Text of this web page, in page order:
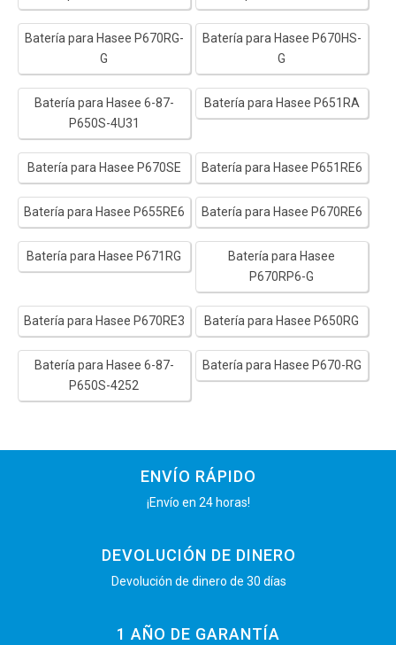
Batería para Hasee P670RG-
G
Batería para Hasee P670HS-
G
Batería para Hasee 6-87-
P650S-4U31
Batería para Hasee P651RA
Batería para Hasee P670SE Batería para Hasee P651RE6
Batería para Hasee P655RE6 Batería para Hasee P670RE6
Batería para Hasee P671RG
Batería para Hasee
P670RP6-G
Batería para Hasee P670RE3 Batería para Hasee P650RG
Batería para Hasee 6-87-
P650S-4252
Batería para Hasee P670-RG
ENVÍO RÁPIDO
¡Envío en 24 horas!
DEVOLUCIÓN DE DINERO
Devolución de dinero de 30 días
1 AÑO DE GARANTÍA